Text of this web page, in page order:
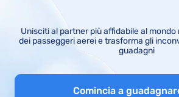
Unisciti al partner più affidabile al
dei passeggeri aerei e trasforma gli
guadagni
Comincia a